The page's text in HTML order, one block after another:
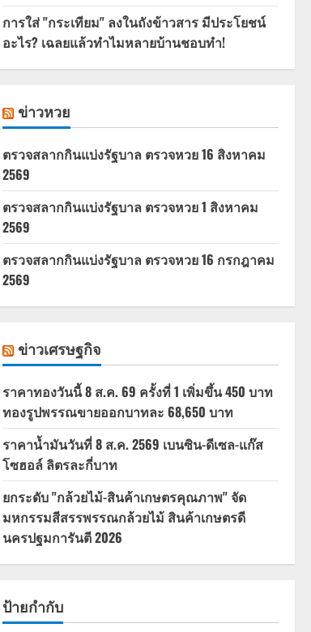
การใส่ "กระเทียม" ลงในถังข้าวสาร มีประโยชน์
อะไร? เฉลยแล้วทำไมหลายบ้านชอบทำ!
ข่าวหวย
ตรวจสลากกินแบ่งรัฐบาล ตรวจหวย 16 สิงหาคม
2569
ตรวจสลากกินแบ่งรัฐบาล ตรวจหวย 1 สิงหาคม
2569
ตรวจสลากกินแบ่งรัฐบาล ตรวจหวย 16 กรกฎาคม
2569
ข่าวเศรษฐกิจ
ราคาทองวันนี้ 8 ส.ค. 69 ครั้งที่ 1 เพิ่มขึ้น 450 บาท
ทองรูปพรรณขายออกบาทละ 68,650 บาท
ราคาน้ำมันวันที่ 8 ส.ค. 2569 เบนซิน-ดีเซล-แก๊ส
โซฮอล์ ลิตรละกี่บาท
ยกระดับ "กล้วยไม้-สินค้าเกษตรคุณภาพ" จัด
มหกรรมสีสรรพรรณกล้วยไม้ สินค้าเกษตรดี
นครปฐมการันตี 2026
ป้ายกำกับ